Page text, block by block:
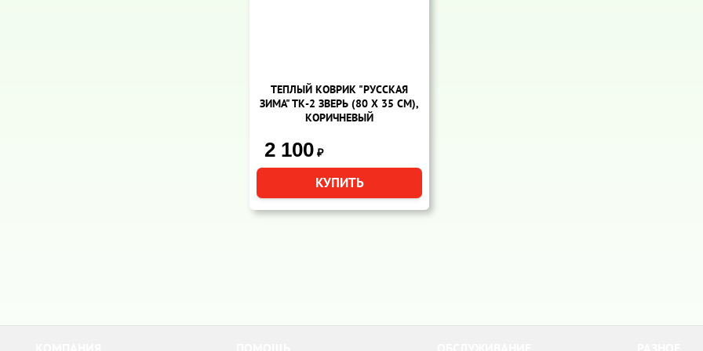
ТЕПЛЫЙ КОВРИК "РУССКАЯ
ЗИМА" ТК-2 ЗВЕРЬ (80 Х 35 СМ),
КОРИЧНЕВЫЙ
2 100 ₽